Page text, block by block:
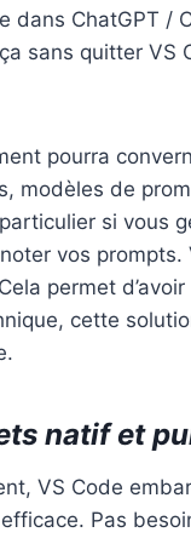
dans ChatGPT /
sans quitter VS
pourra
modèles de
si vous
vos
permet
cette
natif et
VS Code
Pas